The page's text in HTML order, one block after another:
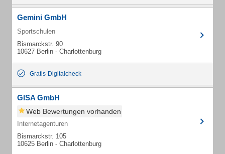
Gemini GmbH
Sportschulen
Bismarckstr. 90
10627 Berlin - Charlottenburg
Gratis-Digitalcheck
GISA GmbH
Web Bewertungen vorhanden
Internetagenturen
Bismarckstr. 105
10625 Berlin - Charlottenburg